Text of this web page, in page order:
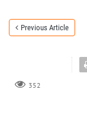
Previous Article
352